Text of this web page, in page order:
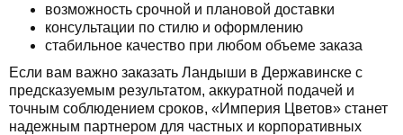
возможность срочной и плановой доставки
консультации по стилю и оформлению
стабильное качество при любом объеме заказа
Если вам важно заказать Ландыши в Державинске с
предсказуемым результатом, аккуратной подачей и
точным соблюдением сроков, «Империя Цветов» станет
надежным партнером для частных и корпоративных